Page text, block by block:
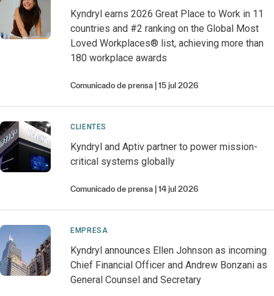
Kyndryl earns 2026 Great Place to Work in 11
countries and #2 ranking on the Global Most
Loved Workplaces® list, achieving more than
180 workplace awards
Comunicado de prensa 15 jul 2026
CLIENTES
Kyndryl and Aptiv partner to power mission-
critical systems globally
Comunicado de prensa 14 jul 2026
EMPRESA
Kyndryl announces Ellen Johnson as incoming
Chief Financial Officer and Andrew Bonzani as
General Counsel and Secretary